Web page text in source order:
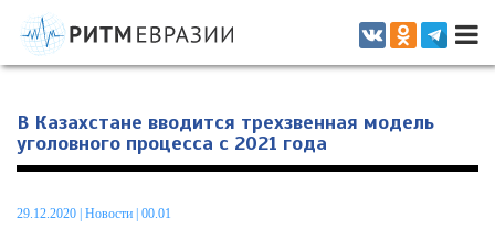
Информационно-аналитическое издание, посвященное актуальным
проблемам интеграции на постсоветском пространстве
В Казахстане вводится трехзвенная модель
уголовного процесса с 2021 года
29.12.2020 Новости | 00.01